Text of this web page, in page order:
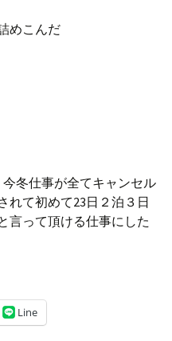
めこんだ
今冬仕事が全てキャンセル
れて初めて23日２泊３日
言って頂ける仕事にした
Line